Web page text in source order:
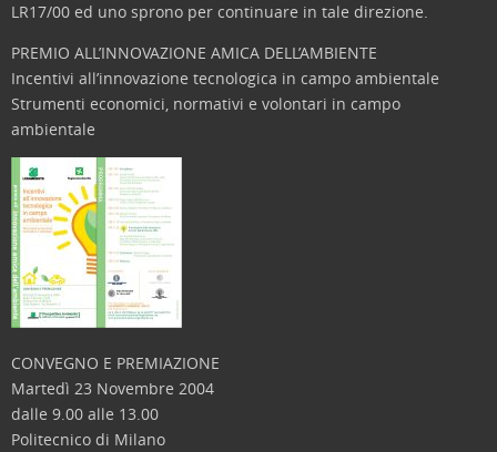
LR17/00 ed uno sprono per continuare in tale direzione.
PREMIO ALL’INNOVAZIONE AMICA DELL’AMBIENTE
Incentivi all’innovazione tecnologica in campo ambientale
Strumenti economici, normativi e volontari in campo
ambientale
CONVEGNO E PREMIAZIONE
Martedì 23 Novembre 2004
dalle 9.00 alle 13.00
Politecnico di Milano